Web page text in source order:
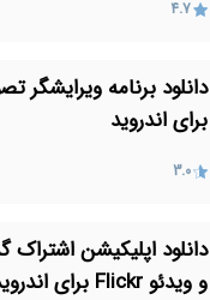
4.7
برای اندروید
3.0
دانلود اپلیکیشن
و ویدئو Flickr برای اندروید